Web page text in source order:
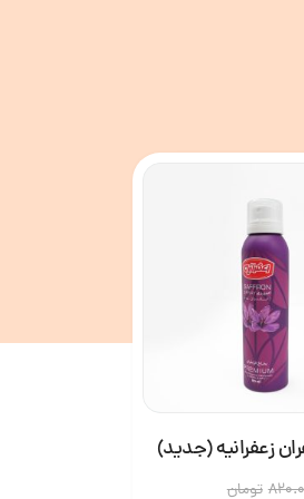
زعفرانیه (جدید)
تومان